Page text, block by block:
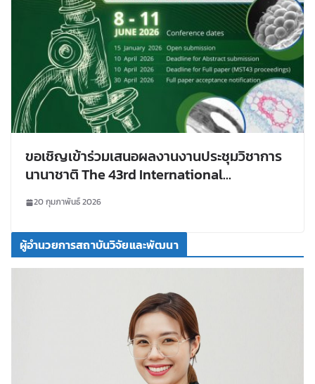
ขอเชิญเข้าร่วมเสนอผลงานงานประชุมวิชาการ
นานาชาติ The 43rd International
Conference of the Microscopy Society of
Thailand
20 กุมภาพันธ์ 2026
ผู้อำนวยการสถาบันวิจัยและพัฒนา